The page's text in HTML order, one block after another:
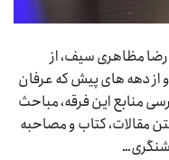
مظاهری سیف، از
از دهه های پیش که عرفان
منابع این فرقه، مباحث
مقالات، کتاب و مصاحبه